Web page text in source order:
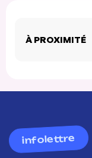
À PROXIMITÉ
infolettre